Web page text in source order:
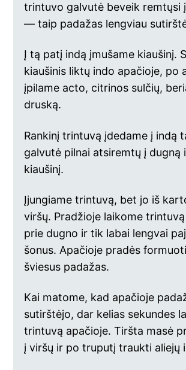
trintuvo galvutė beveik remtųsi
— taip padažas lengviau
Į tą patį indą įmušame kiaušinį.
kiaušinis liktų indo apačioje, po
įpilame acto, citrinos sulčių,
druską.
Rankinį trintuvą įdedame į indą
galvutė pilnai atsiremtų į dugną
kiaušinį.
Įjungiame trintuvą, bet jo iš
viršų. Pradžioje laikome
prie dugno ir tik labai lengvai
šonus. Apačioje pradės
šviesus padažas.
Kai matome, kad apačioje
sutirštėjo, dar kelias sekundes
trintuvą apačioje. Tiršta masė
į viršų ir po truputį traukti aliejų